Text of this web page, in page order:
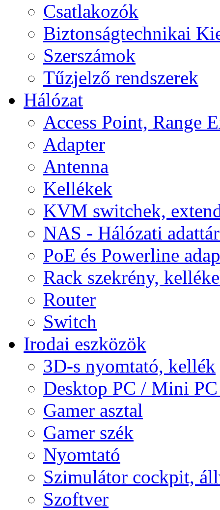
Csatlakozók
Biztonságtechnikai
Szerszámok
Tűzjelző rendszerek
Hálózat
Access Point, Range
Adapter
Antenna
Kellékek
KVM switchek,
NAS - Hálózati
PoE és Powerline
Rack szekrény,
Router
Switch
Irodai eszközök
3D-s nyomtató, kellék
Desktop PC / Mini
Gamer asztal
Gamer szék
Nyomtató
Szimulátor cockpit,
Szoftver